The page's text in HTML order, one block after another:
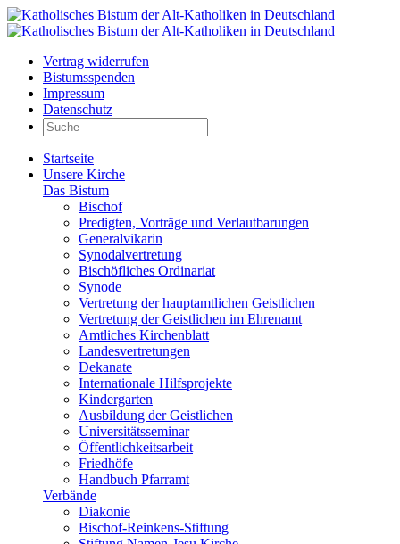
Vertrag widerrufen
Bistumsspenden
Impressum
Datenschutz
Startseite
Unsere Kirche
Das Bistum
Bischof
Predigten, Vorträge und Verlautbarungen
Generalvikarin
Synodalvertretung
Bischöfliches Ordinariat
Synode
Vertretung der hauptamtlichen Geistlichen
Vertretung der Geistlichen im Ehrenamt
Amtliches Kirchenblatt
Landesvertretungen
Dekanate
Internationale Hilfsprojekte
Kindergarten
Ausbildung der Geistlichen
Universitätsseminar
Öffentlichkeitsarbeit
Friedhöfe
Handbuch Pfarramt
Verbände
Diakonie
Bischof-Reinkens-Stiftung